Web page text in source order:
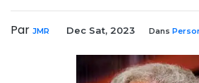
Par JMR Dec Sat, 2023 Dans